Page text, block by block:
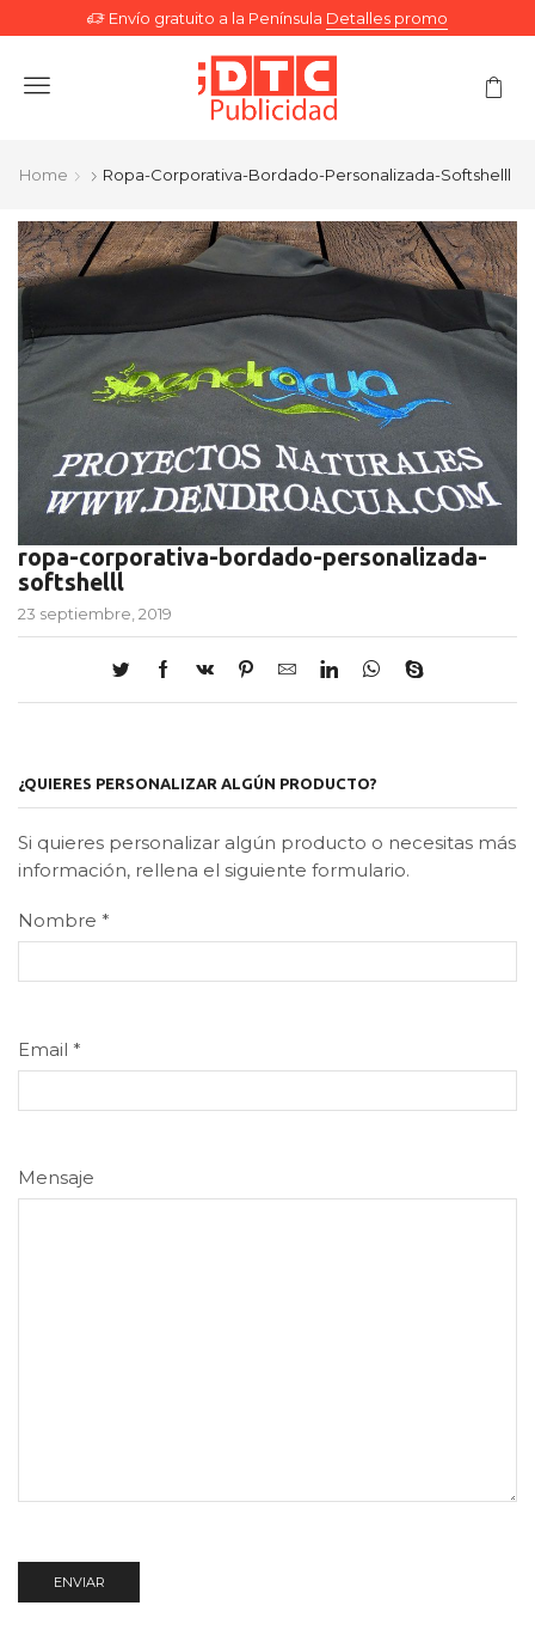
Envío gratuito a la Península Detalles promo
Menu
Home Ropa-Corporativa-Bordado-Personalizada-Softshelll
ropa-corporativa-bordado-personalizada-
softshelll
23 septiembre, 2019
¿QUIERES PERSONALIZAR ALGÚN PRODUCTO?
Si quieres personalizar algún producto o necesitas más
información, rellena el siguiente formulario.
Nombre *
Email *
Mensaje